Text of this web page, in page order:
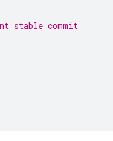
stable commit